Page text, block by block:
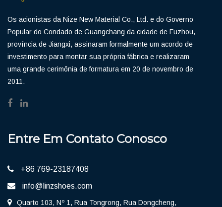
Os acionistas da Nize New Material Co., Ltd. e do Governo
Popular do Condado de Guangchang da cidade de Fuzhou,
província de Jiangxi, assinaram formalmente um acordo de
investimento para montar sua própria fábrica e realizaram
uma grande cerimônia de formatura em 20 de novembro de
2011.
Entre Em Contato Conosco
+86 769-23187408
info@linzshoes.com
Quarto 103, Nº 1, Rua Tongrong, Rua Dongcheng,